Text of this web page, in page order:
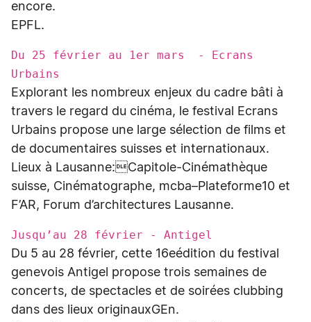
encore.
EPFL.
Du 25 février au 1er mars - Ecrans
Urbains
Explorant les nombreux enjeux du cadre bâti à
travers le regard du cinéma, le festival Ecrans
Urbains propose une large sélection de films et
de documentaires suisses et internationaux.
Lieux à Lausanne:Capitole-Cinémathèque
suisse, Cinématographe, mcba–Plateforme10 et
F’AR, Forum d’architectures Lausanne.
Jusqu’au 28 février - Antigel
Du 5 au 28 février, cette 16eédition du festival
genevois Antigel propose trois semaines de
concerts, de spectacles et de soirées clubbing
dans des lieux originauxGEn.